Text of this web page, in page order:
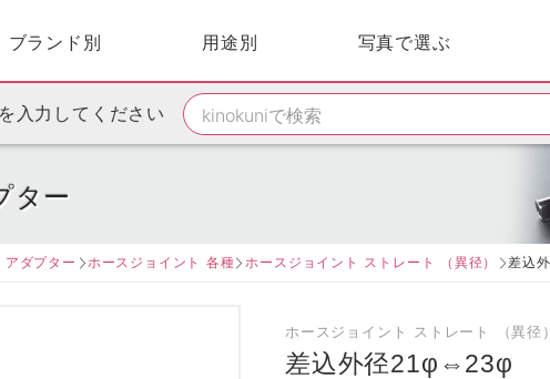
ブランド別 用途別 写真で選ぶ
入力してください
ター
アダプター ホースジョイント 各種 ホースジョイント ストレート （異径） 差込
ホースジョイント ストレート （異径）
差込外径21φ⇔23φ